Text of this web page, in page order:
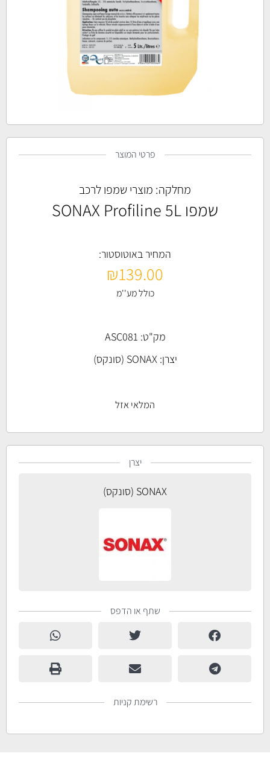
פרטי המוצר
מחלקה: מוצרי שמפו לרכב
שמפו SONAX Profiline 5L
המחיר באוטוסטור:
₪139.00
כולל מע''מ
מק"ט: ASC081
יצרן:SONAX (סונקס)
המלאי אזל
יצרן
SONAX (סונקס)
שתף או הדפס
רשימת קניות